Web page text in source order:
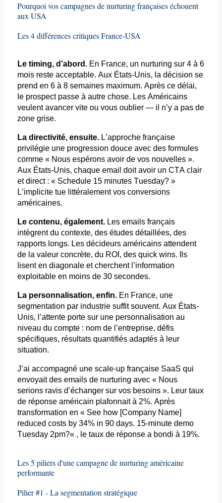
Pourquoi vos campagnes denurturingfrançaises échouent
aux USA
Les 4 différences critiques France-USA
Le timing, d’abord.En France, un nurturing sur 4 à 6
mois reste acceptable. Aux États-Unis, la décision se
prend en 6 à 8 semaines maximum. Après ce délai,
le prospect passe à autre chose. Les Américains
veulent avancer vite ou vous oublier — il n’y a pas de
zone grise.
La directivité, ensuite.L’approche française
privilégie une progression douce avec des formules
comme « Nous espérons avoir de vos nouvelles ».
Aux États-Unis, chaque email doit avoir un CTA clair
et direct : « Schedule 15 minutes Tuesday?»
L’implicite tue littéralement vos conversions
américaines.
Le contenu, également.Les emailsfrançais
intègrent du contexte, des études détaillées, des
rapports longs. Les décideurs américains attendent
de la valeur concrète, du ROI, des quick wins. Ils
lisent en diagonale et cherchent l’information
exploitable en moins de 30 secondes.
La personnalisation, enfin.En France, une
segmentation par industrie suffit souvent. Aux États-
Unis, l’attente porte sur une personnalisation au
niveau du compte : nom de l’entreprise, défis
spécifiques, résultats quantifiés adaptés à leur
situation.
J’ai accompagné une scale-up française SaaS qui
envoyait des emailsde nurturing avec « Nous
serions ravis d’échanger sur vos besoins ». Leur taux
de réponse américain plafonnait à 2%. Après
transformation en « Seehow [CompanyName]
reduced costsby 34% in 90 days. 15-minute demo
Tuesday 2pm?« , le taux de réponse a bondi à 19%.
Les 5 piliers d'une campagne denurturingaméricaine
performante
Pilier #1 - La segmentation stratégique